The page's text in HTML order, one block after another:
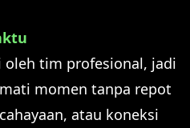
oleh tim profesional, jadi
momen tanpa repot
atau koneksi